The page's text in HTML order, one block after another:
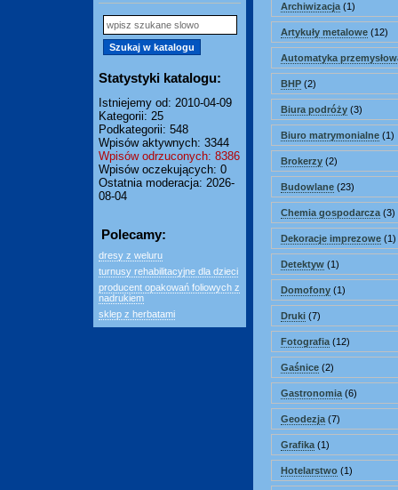
Statystyki katalogu:
Istniejemy od: 2010-04-09
Kategorii: 25
Podkategorii: 548
Wpisów aktywnych: 3344
Wpisów odrzuconych: 8386
Wpisów oczekujących: 0
Ostatnia moderacja: 2026-
08-04
Polecamy:
dresy z weluru
turnusy rehabilitacyjne dla dzieci
producent opakowań foliowych z
nadrukiem
sklep z herbatami
Archiwizacja (1)
Artykuły metalowe (12)
Automatyka
BHP (2)
Biura podróży (3)
Biuro matrymonialne (1)
Brokerzy (2)
Budowlane (23)
Chemia gospodarcza (3)
Dekoracje imprezowe (1)
Detektyw (1)
Domofony (1)
Druki (7)
Fotografia (12)
Gaśnice (2)
Gastronomia (6)
Geodezja (7)
Grafika (1)
Hotelarstwo (1)